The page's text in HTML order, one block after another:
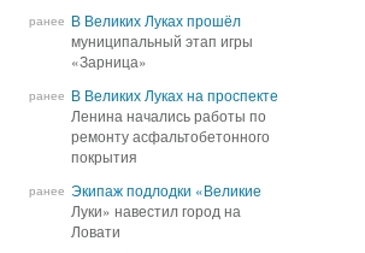
ранее В Великих Луках прошёл
муниципальный этап игры
«Зарница»
В Великих Луках прошёл
муниципальный этап игры
«Зарница»
ранее В Великих Луках на проспекте
Ленина начались работы по
ремонту асфальтобетонного
покрытия
В Великих Луках на проспекте
Ленина начались работы по
ремонту асфальтобетонного
покрытия
ранее Экипаж подлодки «Великие
Луки» навестил город на
Ловати
Экипаж подлодки «Великие
Луки» навестил город на
Ловати